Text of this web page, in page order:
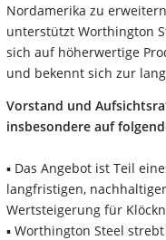
Nordamerika zu
unterstützt Worthington
sich auf höherwertige
und bekennt sich zur
Vorstand und
insbesondere auf
▪ Das Angebot ist Teil
langfristigen,
Wertsteigerung für
▪ Worthington Steel